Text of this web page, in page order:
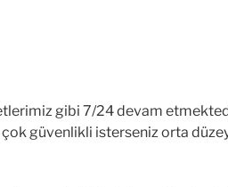
gibi 7/24 devam
güvenlikli isterseniz orta